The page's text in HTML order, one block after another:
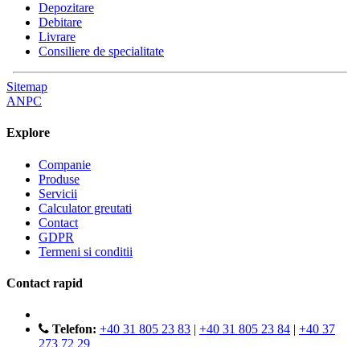
Depozitare
Debitare
Livrare
Consiliere de specialitate
Sitemap
ANPC
Explore
Companie
Produse
Servicii
Calculator greutati
Contact
GDPR
Termeni si conditii
Contact rapid
Telefon: +40 31 805 23 83 | +40 31 805 23 84 | +40 37
273 72 29